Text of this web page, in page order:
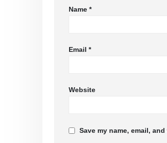
Name *
Email *
Website
Save my name, email,